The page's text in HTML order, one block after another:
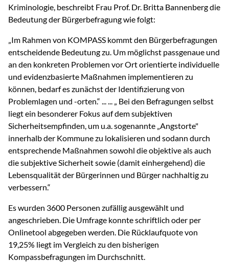
Kriminologie, beschreibt Frau Prof. Dr. Britta Bannenberg die
Bedeutung der Bürgerbefragung wie folgt:
„Im Rahmen von KOMPASS kommt den Bürgerbefragungen
entscheidende Bedeutung zu. Um möglichst passgenaue und
an den konkreten Problemen vor Ort orientierte individuelle
und evidenzbasierte Maßnahmen implementieren zu
können, bedarf es zunächst der Identifizierung von
Problemlagen und -orten.“ ... ... „ Bei den Befragungen selbst
liegt ein besonderer Fokus auf dem subjektiven
Sicherheitsempfinden, um u.a. sogenannte „Angstorte"
innerhalb der Kommune zu lokalisieren und sodann durch
entsprechende Maßnahmen sowohl die objektive als auch
die subjektive Sicherheit sowie (damit einhergehend) die
Lebensqualität der Bürgerinnen und Bürger nachhaltig zu
verbessern.“
Es wurden 3600 Personen zufällig ausgewählt und
angeschrieben. Die Umfrage konnte schriftlich oder per
Onlinetool abgegeben werden. Die Rücklaufquote von
19,25% liegt im Vergleich zu den bisherigen
Kompassbefragungen im Durchschnitt.